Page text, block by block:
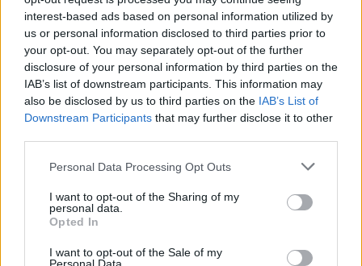
interest-based ads based on personal information utilized by
us or personal information disclosed to third parties prior to
your opt-out. You may separately opt-out of the further
disclosure of your personal information by third parties on the
IAB’s list of downstream participants. This information may
also be disclosed by us to third parties on the IAB’s List of
Downstream Participants that may further disclose it to other
Personal Data Processing Opt Outs
I want to opt-out of the Sharing of my
personal data.
Opted In
I want to opt-out of the Sale of my